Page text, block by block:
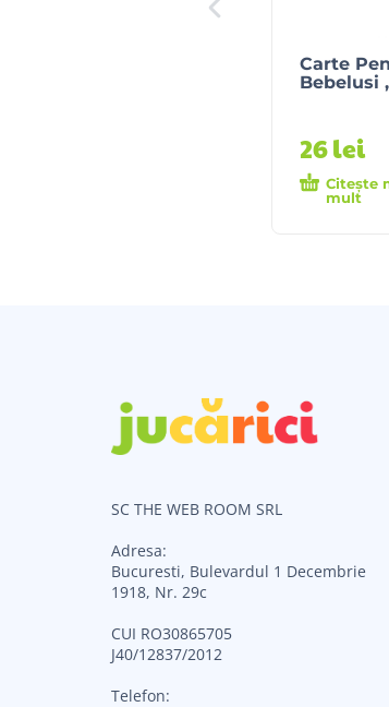
Carte
Bebelusi
26lei
Citește
mult
SC THE WEB ROOM SRL
Adresa:
Bucuresti, Bulevardul 1 Decembrie
1918, Nr. 29c
CUI RO30865705
J40/12837/2012
Telefon: